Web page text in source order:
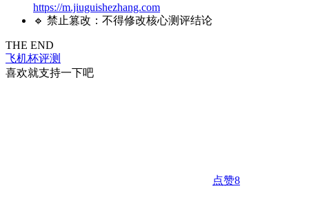
https://m.jiuguishezhang.com
🔹 禁止篡改：不得修改核心测评结论
THE END
飞机杯评测
喜欢就支持一下吧
点赞8